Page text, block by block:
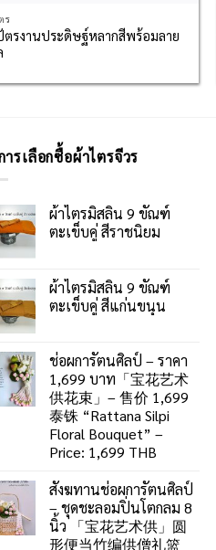
ร
ตรงานประดิษฐ์หลากสีพร้อมลาย
ารเลือกซื้อผ้าไตรจีวร
ผ้าไตรมิสลิน 9 ขัณฑ์
ตะเข็บคู่ สีราชนิยม
ผ้าไตรมิสลิน 9 ขัณฑ์
ตะเข็บคู่ สีแก่นขนุน
ช่อผการัตนศิลป์ – ราคา
1,699 บาท「宝花艺术
供花束」– 售价 1,699
泰铢 “Rattana Silpi
Floral Bouquet” –
Price: 1,699 THB
สังฆทานช่อผการัตนศิลป์
– ชุดชะลอมปิ่นโตกลม 8
นิ้ว 「宝花艺术供」圆
形便当竹编供僧礼篮